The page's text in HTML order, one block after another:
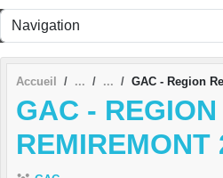
Accueil GAC - Region
GAC - REGION
REMIREMONT